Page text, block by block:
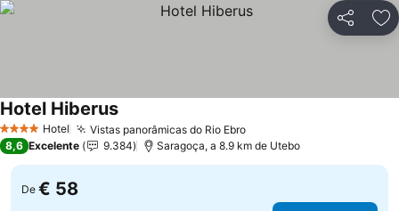
Partilhar
4 EstrelasHotel Vistas panorâmicas do Rio Ebro
Hotel Hiberus
8,6 Excelente 9.384 Saragoça, a 8.9 km de Utebo
De € 58